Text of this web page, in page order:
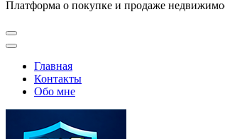
Платформа о покупке и продаже
Главная
Контакты
Обо мне